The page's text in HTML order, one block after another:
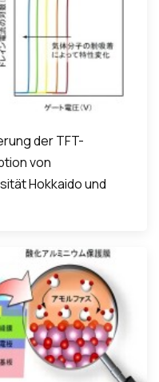
der TFT-
von
Hokkaido und